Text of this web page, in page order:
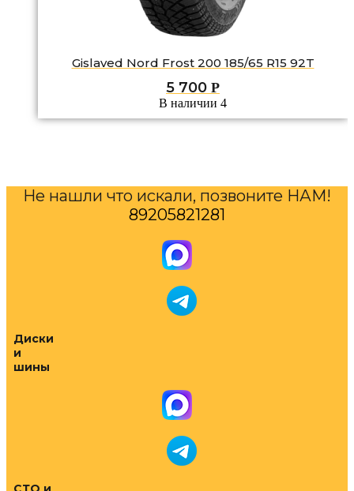
Gislaved Nord Frost 200 185/65 R15 92T
5 700 Р
В наличии 4
Не нашли что искали, позвоните НАМ!
89205821281
Диски
и
шины